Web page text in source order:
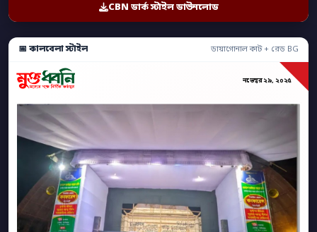
CBN ডার্ক স্টাইল ডাউনলোড
📅 কালবেলা স্টাইল ডায়াগোনাল কাট + রেড BG
নভেম্বর ২৯, ২০২৫